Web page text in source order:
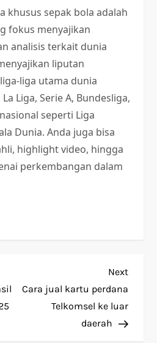
khusus sepak bola adalah
fokus menyajikan
analisis terkait dunia
liputan
liga utama dunia
Liga, Serie A, Bundesliga,
seperti Liga
Dunia. Anda juga bisa
highlight video, hingga
perkembangan dalam
Next
Post
Next
Cara jual kartu perdana
Telkomsel ke luar
daerah